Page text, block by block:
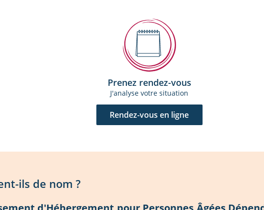
Prenez rendez-vous
J'analyse votre situation
Rendez-vous en ligne
ils de nom ?